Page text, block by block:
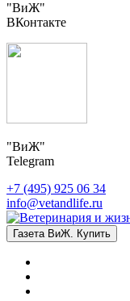
"ВиЖ"
ВКонтакте
"ВиЖ"
Telegram
+7 (495) 925 06 34
info@vetandlife.ru
Газета ВиЖ. Купить